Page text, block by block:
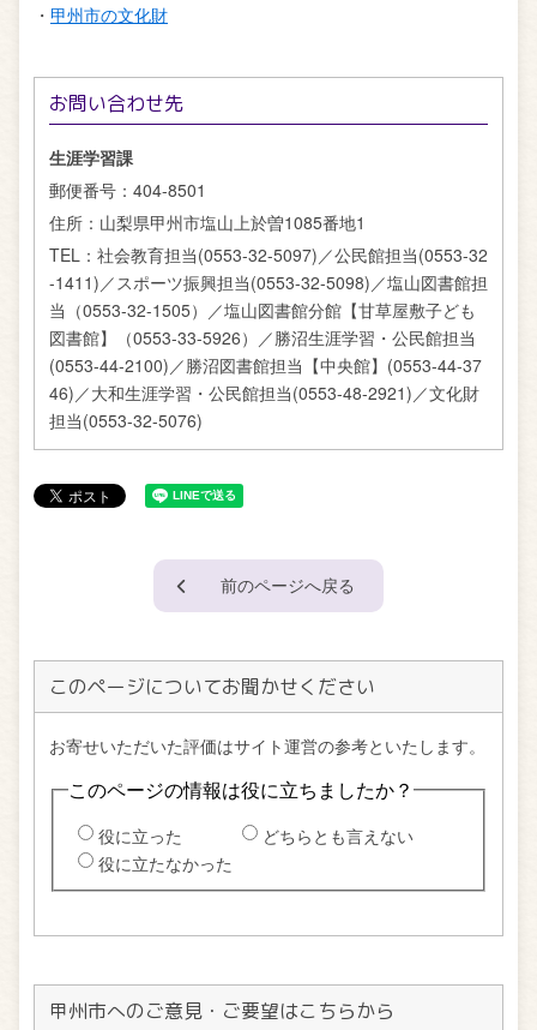
・ 甲州市の文化財
お問い合わせ先
生涯学習課
郵便番号： 404-8501
住所： 山梨県甲州市塩山上於曽1085番地1
TEL： 社会教育担当(0553-32-5097)／公民館担当(0553-32
-1411)／スポーツ振興担当(0553-32-5098)／塩山図書館担
当（0553-32-1505）／塩山図書館分館【甘草屋敷子ども
図書館】（0553-33-5926）／勝沼生涯学習・公民館担当
(0553-44-2100)／勝沼図書館担当【中央館】(0553-44-37
46)／大和生涯学習・公民館担当(0553-48-2921)／文化財
担当(0553-32-5076)
前のページへ戻る
このページについてお聞かせください
甲州市へのご意見・ご要望はこちらから